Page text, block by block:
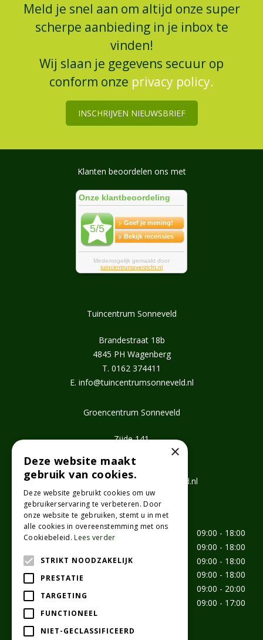
Meld je snel aan om altijd onze super
scherpe aanbieding in je inbox te
vinden!
Wij slaan je gegevens secuur op
conform onze privacy policy.
INSCHRIJVEN NIEUWSBRIEF
Klanten beoordelen ons met
Tuincentrum Sonneveld
Brandestraat 18b
4845 PH Wagenberg
T. 0162 374411
E. info@tuincentrumsonneveld.nl
Groencentrum Sonneveld
Zijde 141
T.0172 462647
E. info@groencentrumsonneveld.nl
Openingstijden
Maandag
09:00 - 18:00
09:00 - 18:00
Woensdag
09:00 - 18:00
Donderdag
09:00 - 18:00
09:00 - 20:00
09:00 - 17:00
×
Deze website maakt
gebruik van cookies.
Deze website gebruikt cookies om uw
gebruikerservaring te verbeteren. Door
onze website te gebruiken, stemt u in met
alle cookies in overeenstemming met ons
Cookiebeleid.Lees verder
STRIKT NOODZAKELIJK
PRESTATIE
TARGETING
FUNCTIONEEL
NIET-GECLASSIFICEERD